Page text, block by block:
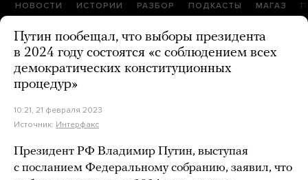
НОВОСТИ ИСТОРИИ РАЗБОР ПОДКАСТЫ МАГАЗ
Путин пообещал, что выборы президента
в 2024 году состоятся «с соблюдением всех
демократических конституционных
процедур»
10:21, 21 февраля 2023
Источник: Интерфакс
Президент РФ Владимир Путин, выступая
с посланием Федеральному собранию, заявил, что